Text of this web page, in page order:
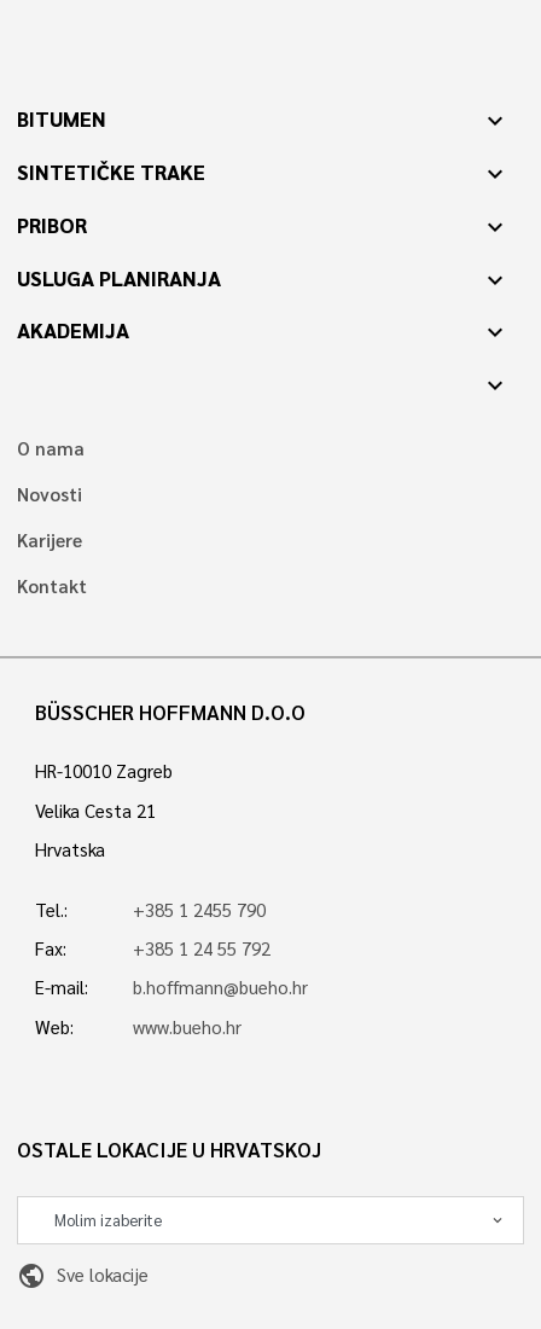
BITUMEN expand_more
SINTETIČKE TRAKE expand_more
PRIBOR expand_more
USLUGA PLANIRANJA expand_more
AKADEMIJA
expand_more
expand_more
O nama
Novosti
Karijere
Kontakt
BÜSSCHER HOFFMANN D.O.O
HR-10010 Zagreb
Velika Cesta 21
Hrvatska
Tel.:
+385 1 2455 790
Fax:
+385 1 24 55 792
E-mail:
b.hoffmann@bueho.hr
Web:
www.bueho.hr
OSTALE LOKACIJE U HRVATSKOJ
public Sve lokacije